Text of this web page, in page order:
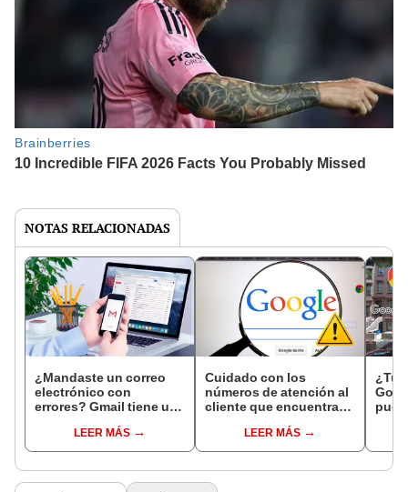
NOTAS RELACIONADAS
¿Mandaste un correo
electrónico con
errores? Gmail tiene un
LEER MÁS
Cuidado con los
números de atención al
cliente que encuentras
una estafaLEER MÁS
¿Tu